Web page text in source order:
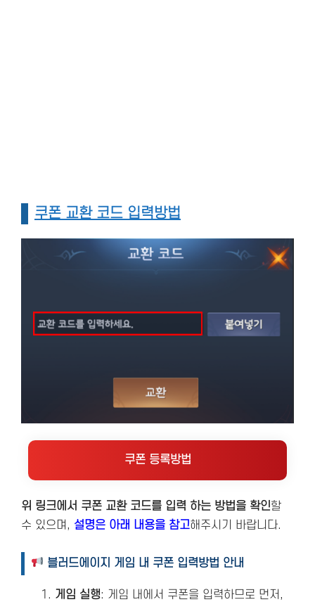
쿠폰 교환 코드 입력방법
쿠폰 등록방법
위 링크에서 쿠폰 교환 코드를 입력 하는 방법을 확인할
수 있으며, 설명은 아래 내용을 참고해주시기 바랍니다.
블러드에이지 게임 내 쿠폰 입력방법 안내
게임 실행: 게임 내에서 쿠폰을 입력하므로 먼저,